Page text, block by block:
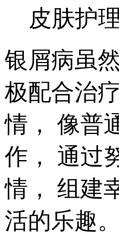
皮肤护
银屑病虽
极配合治
情， 像普
作， 通过
情， 组建
活的乐趣